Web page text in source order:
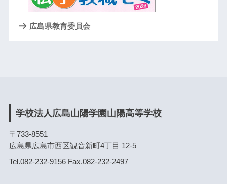
広島県教育委員会
学校法人広島山陽学園山陽高等学校
〒733-8551
広島県広島市西区観音新町4丁目 12-5
Tel.082-232-9156 Fax.082-232-2497